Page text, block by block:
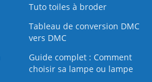
Tuto toiles à broder
Tableau de conversion DMC
vers DMC
Guide complet : Comment
choisir sa lampe ou lampe